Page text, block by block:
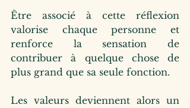
Être associé à cette réflexion
valorise chaque personne et
renforce la sensation de
contribuer à quelque chose de
plus grand que sa seule fonction.
Les valeurs deviennent alors un